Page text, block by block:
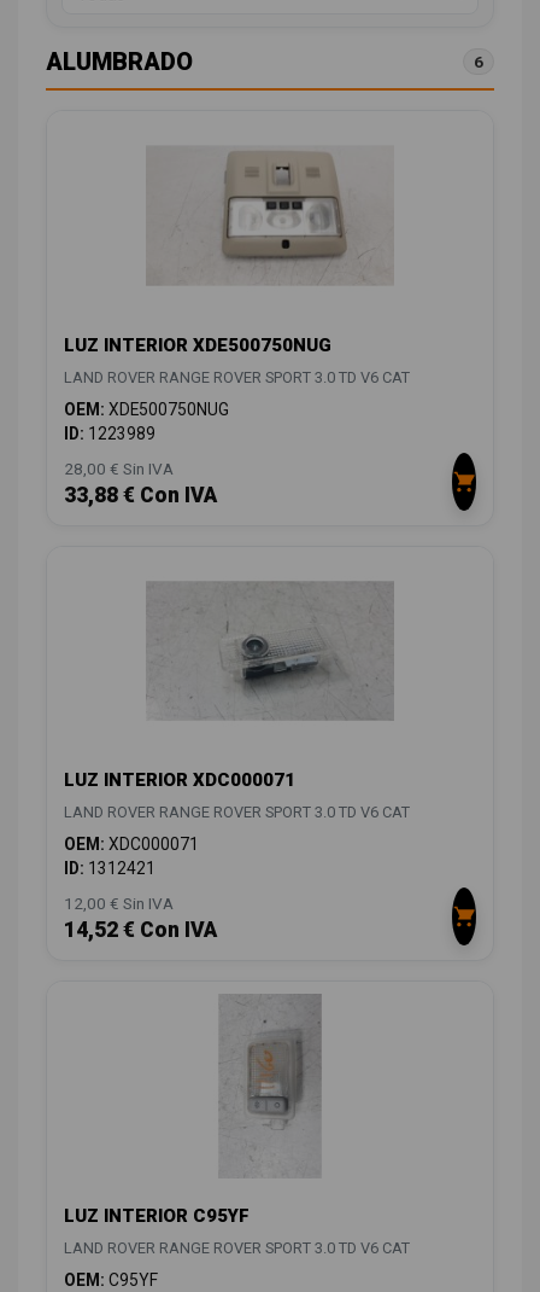
ALUMBRADO 6
LUZ INTERIOR XDE500750NUG
LAND ROVER RANGE ROVER SPORT 3.0 TD V6 CAT
OEM: XDE500750NUG
ID: 1223989
28,00 € Sin IVA
33,88 € Con IVA
LUZ INTERIOR XDC000071
LAND ROVER RANGE ROVER SPORT 3.0 TD V6 CAT
OEM: XDC000071
ID: 1312421
12,00 € Sin IVA
14,52 € Con IVA
LUZ INTERIOR C95YF
LAND ROVER RANGE ROVER SPORT 3.0 TD V6 CAT
OEM: C95YF